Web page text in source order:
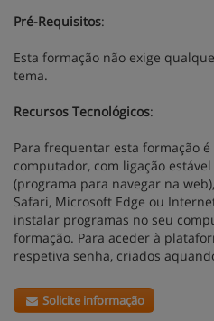
Pré-Requisitos:
Esta formação não exige
tema.
Recursos Tecnológicos:
Para frequentar esta formação
computador, com ligação
(programa para navegar na
Safari, Microsoft Edge ou
instalar programas no seu
formação. Para aceder à
respetiva senha, criados
Solicite informação